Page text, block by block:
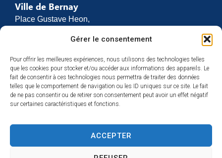
Gérer le consentement
Pour offrir les meilleures expériences, nous utilisons des technologies telles
que les cookies pour stocker et/ou accéder aux informations des appareils. Le
fait de consentir à ces technologies nous permettra de traiter des données
telles que le comportement de navigation ou les ID uniques sur ce site. Le fait
de ne pas consentir ou de retirer son consentement peut avoir un effet négatif
sur certaines caractéristiques et fonctions.
ACCEPTER
Ville de Bernay
Place Gustave Heon,
27307 BERNAY
02 32 46 63 00
Contact
Horaires d’ouverture
Du lundi au vendredi :
et de 13h30 à 17h